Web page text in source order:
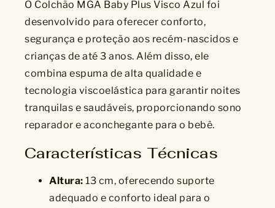
O Colchão MGA Baby Plus Visco Azul foi
desenvolvido para oferecer conforto,
segurança e proteção aos recém-nascidos e
crianças de até 3 anos. Além disso, ele
combina espuma de alta qualidade e
tecnologia viscoelástica para garantir noites
tranquilas e saudáveis, proporcionando sono
reparador e aconchegante para o bebê.
Características Técnicas
Altura: 13 cm, oferecendo suporte
adequado e conforto ideal para o